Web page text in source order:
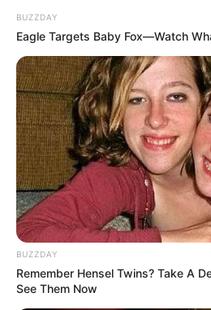
Anti Mainstream, 10 Cara
Membawa Barang
Versi Warga Thailand
Langka Banget! 10 Pose
Katak yang Bikin Ketawa
Gemes
BUZZDAY
Eagle Targets Baby Fox—Watch
BUZZDAY
Remember Hensel Twins? Take A
See Them Now